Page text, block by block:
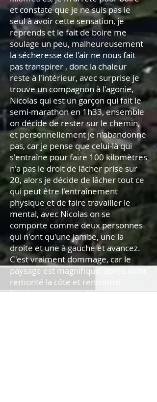
et constate que je ne suis pas le
seul à avoir cette sensation, je
reprends et le fait de boire me
soulage un peu, malheureusement
la sécheresse de l'air ne nous fait
pas transpirer , donc la chaleur
reste à l'intérieur, avec surprise je
trouve un compagnon à l'agonie,
Nicolas qui est un garçon qui fait le
semi-marathon en 1h33, ensemble
on décide de rester sur le chemin,
et personnellement je n'abandonne
pas, car je pense que celui-là qui
s'entraîne pour faire 100 kilomètres
n'a pas le droit de lâcher prise sur
20, alors je décide de lâcher tout ce
qui peut être l'entraînement
physique et de faire travailler le
mental, avec Nicolas on se
comporte comme deux personnes
qui n'ont qu'une jambe, une la
droite et une à gauche et avancez.
C'est vraiment dommage, car le
paysage est magnifique, après avoir
remonté la côte et rencontré
Nicolas, nous avons traversé une